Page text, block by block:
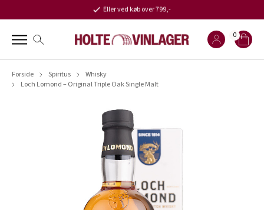
Eller ved køb over 799,-
0
Forside Spiritus
Whisky
Loch Lomond – Original Triple Oak Single Malt